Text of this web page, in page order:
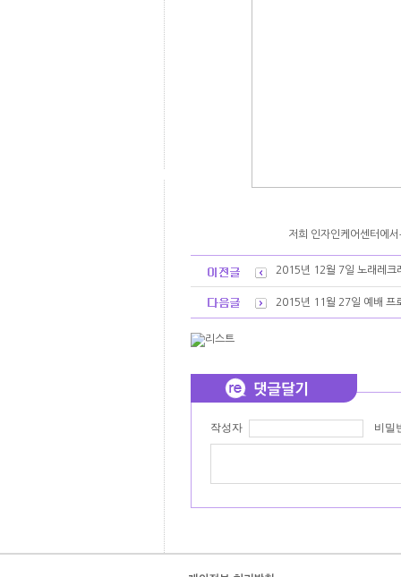
저희 인자인케어센터에
2015년 12월 7일 노래레크
2015년 11월 27일 예배 프
작성자 비밀